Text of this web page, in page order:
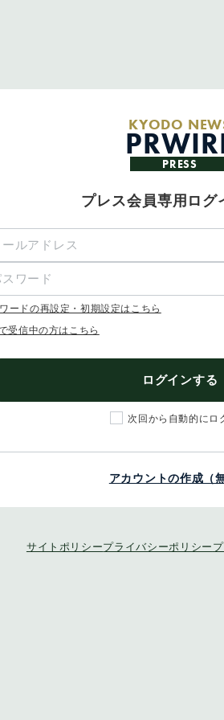
KYODO
PRESS
プレス会員専用ログ
ードの再設定・初期設定はこちら
受信中の方はこちら
ログインする
次回から自動的にロ
アカウントの作成（
サイトポリシープライバシーポリシー